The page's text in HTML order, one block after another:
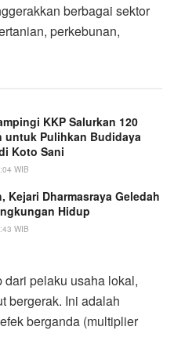
berbagai sektor
perkebunan,
KKP Salurkan 120
untuk Pulihkan Budidaya
Koto Sani
WIB
Kejari Dharmasraya Geledah
Hidup
WIB
dari pelaku usaha lokal,
bergerak. Ini adalah
berganda (multiplier